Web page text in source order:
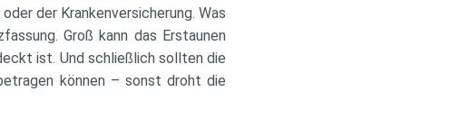
der Krankenversicherung. Was
Groß kann das Erstaunen
ist. Und schließlich sollten die
können – sonst droht die